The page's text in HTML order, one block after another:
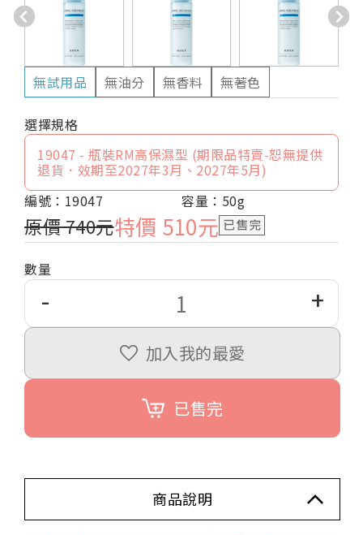
無試用品 無油分 無香料 無著色
19047 - 瓶裝RM高保濕型 (期限品特賣-恕無提供
退貨．效期至2027年3月、2027年5月)
編號：19047
容量：50g
原價 740元特價 510元
數量
- +
加入我的最愛
已售完
商品說明